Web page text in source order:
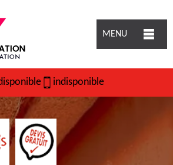
MENU
indisponible